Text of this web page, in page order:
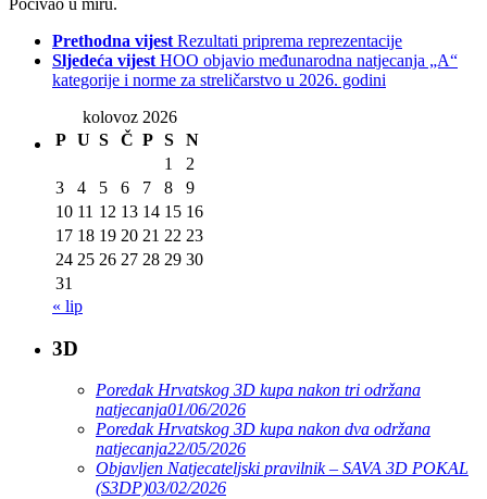
Prethodna vijest Rezultati priprema reprezentacije
Sljedeća vijest HOO objavio međunarodna natjecanja „A“
kategorije i norme za streličarstvo u 2026. godini
kolovoz 2026
P U S Č P S
N
1
2
3
4 5 6 7 8
9
10 11 12 13 14 15 16
17 18 19 20 21 22 23
24 25 26 27 28 29 30
31
« lip
3D
Poredak Hrvatskog 3D kupa nakon tri održana
natjecanja01/06/2026
Poredak Hrvatskog 3D kupa nakon dva održana
natjecanja22/05/2026
Objavljen Natjecateljski pravilnik – SAVA 3D POKAL
(S3DP)03/02/2026